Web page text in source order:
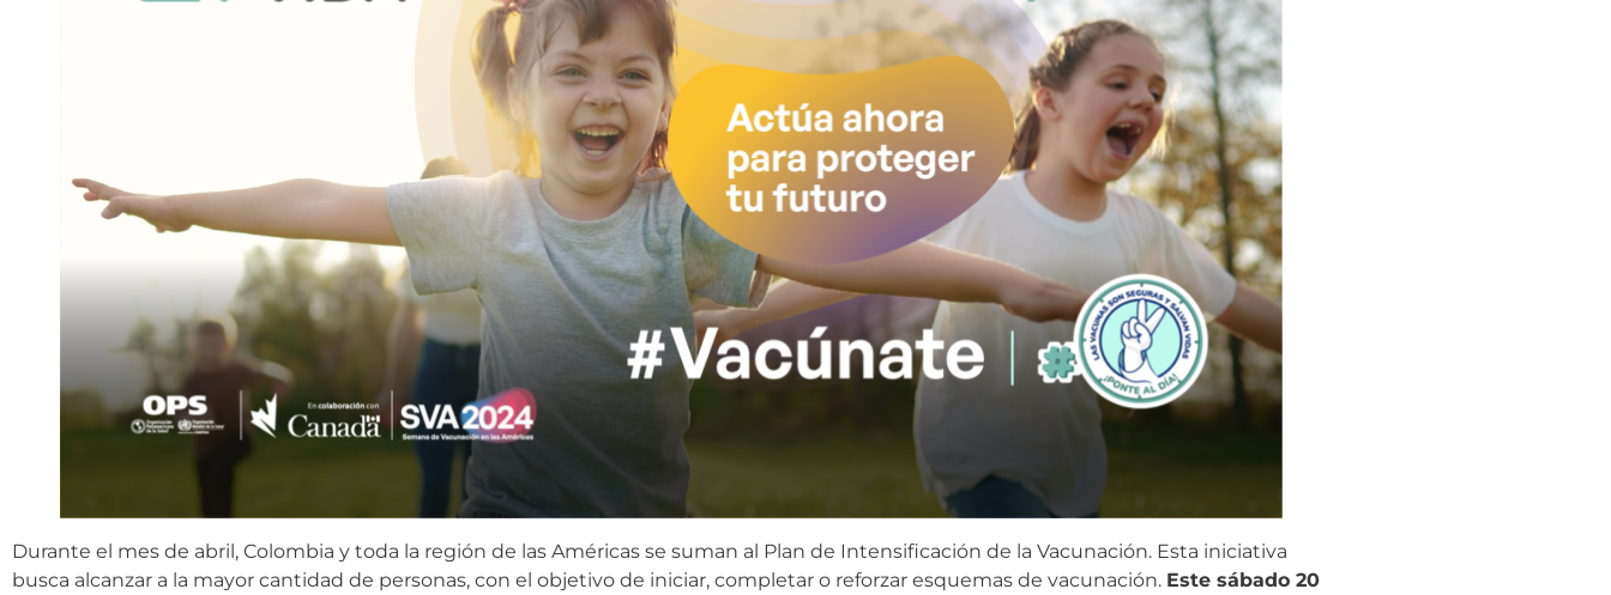
Durante el mes de abril, Colombia y toda la región de las Américas se suman al Plan de Intensificación de la Vacunación. Esta iniciativa
busca alcanzar a la mayor cantidad de personas, con el objetivo de iniciar, completar o reforzar esquemas de vacunación. Este sábado 20